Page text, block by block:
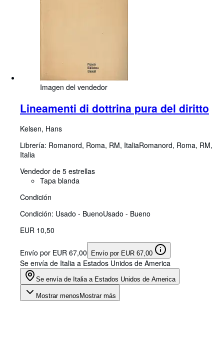
Imagen del vendedor
Lineamenti di dottrina pura del diritto
Kelsen, Hans
Librería: Romanord, Roma, RM, ItaliaRomanord, Roma, RM,
Italia
Vendedor de 5 estrellas
Tapa blanda
Condición
Condición: Usado - BuenoUsado - Bueno
EUR 10,50
Envío por EUR 67,00 Envío por EUR 67,00
Se envía de Italia a Estados Unidos de America
Se envía de Italia a Estados Unidos de America
Mostrar menos Mostrar más